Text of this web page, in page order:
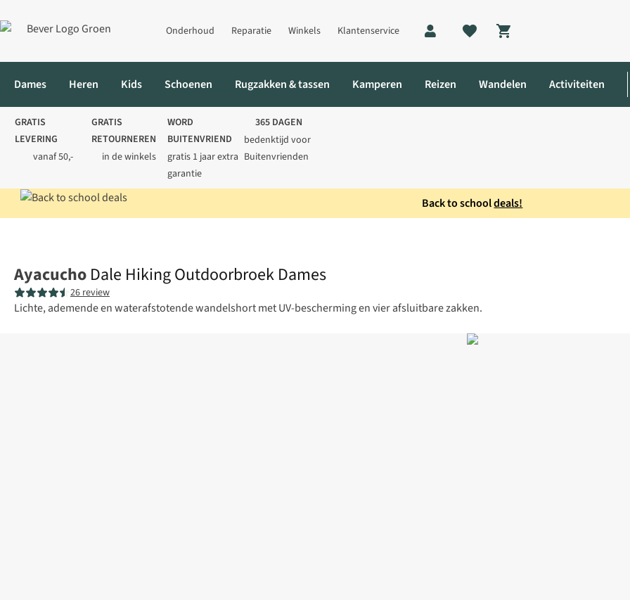
Onderhoud Reparatie Winkels Klantenservice
Shopping cart
Dames Heren Kids Schoenen Rugzakken & tassen Kamperen Reizen Wandelen Activiteiten
GRATIS
LEVERING
vanaf 50,-
GRATIS
RETOURNEREN
in de winkels
WORD
BUITENVRIEND
gratis 1 jaar extra
garantie
365 DAGEN
bedenktijd voor
Buitenvrienden
Back to schooldeals!
Ayacucho Dale Hiking Outdoorbroek Dames
26 review
Lichte, ademende en waterafstotende wandelshort met UV-bescherming en vier afsluitbare zakken.